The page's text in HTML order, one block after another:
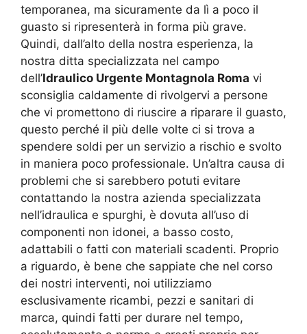
temporanea, ma sicuramente da lì a poco il
guasto si ripresenterà in forma più grave.
Quindi, dall’alto della nostra esperienza, la
nostra ditta specializzata nel campo
dell’Idraulico Urgente Montagnola Roma vi
sconsiglia caldamente di rivolgervi a persone
che vi promettono di riuscire a riparare il guasto,
questo perché il più delle volte ci si trova a
spendere soldi per un servizio a rischio e svolto
in maniera poco professionale. Un’altra causa di
problemi che si sarebbero potuti evitare
contattando la nostra azienda specializzata
nell’idraulica e spurghi, è dovuta all’uso di
componenti non idonei, a basso costo,
adattabili o fatti con materiali scadenti. Proprio
a riguardo, è bene che sappiate che nel corso
dei nostri interventi, noi utilizziamo
esclusivamente ricambi, pezzi e sanitari di
marca, quindi fatti per durare nel tempo,